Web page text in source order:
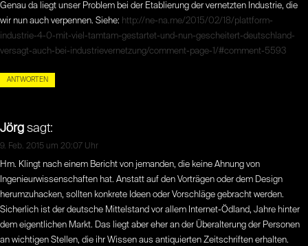
Genau da liegt unser Problem bei der Etablierung der vernetzten Industrie, die
wir nun auch verpennen. Siehe: http://ne-na.me/2015/02/18/plattform-
industrie-4-0-mit-viel-tamtam-gestartet-und-nun-gescheitert-deutschland-
versagt-auch-bei-industrievernetzung/comment-page-1/#comment-5593
ANTWORTEN
Jörg sagt:
9. Feb. 2015 um 20:07 Uhr
Hm. Klingt nach einem Bericht von jemanden, die keine Ahnung von
Ingenieurwissenschaften hat. Anstatt auf den Vorträgen oder dem Design
herumzuhacken, sollten konkrete Ideen oder Vorschläge gebracht werden.
Sicherlich ist der deutsche Mittelstand vor allem Internet-Ödland, Jahre hinter
dem eigentlichen Markt. Das liegt aber eher an der Überalterung der Personen
an wichtigen Stellen, die ihr Wissen aus antiquierten Zeitschriften erhalten.